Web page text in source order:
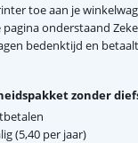
toe aan je
onderstaand
bedenktijd en
zonder
(5,40 per jaar)